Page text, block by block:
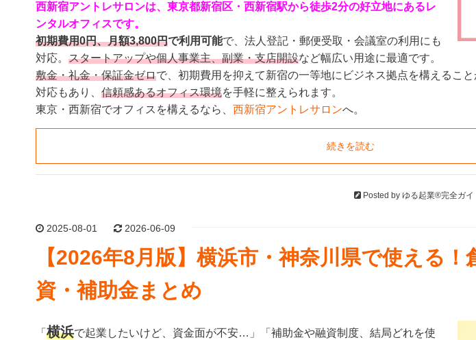
西新宿アントレサロンは、東京都新宿区・西新宿駅から徒歩2分の好立地にあるレ
ンタルオフィスです。
初期費用0円、月額3,800円で利用可能で、法人登記・郵便受取・会議室の利用にも
対応。 スタートアップや個人事業主、副業・支店開設など幅広い用途に最適です。
敷金・礼金・保証金ゼロで、初期費用を抑えて新宿の一等地にビジネス拠点を構えるこ
対応もあり、 信頼感あるオフィス環境を手軽に整えられます。
東京・西新宿でオフィスを構えるなら、 西新宿アントレサロンへ。
続きを読む
Posted by ゆる起業®完全ガイ
2025-08-01 2026-06-09
【2026年8月版】横浜市・神奈川県で使える
資・補助金まとめ
「 横浜で起業したいけど、資金面が不安…」「補助金や融資制度、結局どれを使